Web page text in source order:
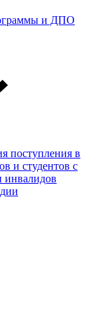
и ДПО
поступления в
и студентов с
инвалидов